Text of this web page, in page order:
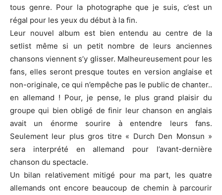
tous genre. Pour la photographe que je suis, c’est un
régal pour les yeux du début à la fin.
Leur nouvel album est bien entendu au centre de la
setlist même si un petit nombre de leurs anciennes
chansons viennent s’y glisser. Malheureusement pour les
fans, elles seront presque toutes en version anglaise et
non-originale, ce qui n’empêche pas le public de chanter..
en allemand ! Pour, je pense, le plus grand plaisir du
groupe qui bien obligé de finir leur chanson en anglais
avait un énorme sourire à entendre leurs fans.
Seulement leur plus gros titre « Durch Den Monsun »
sera interprété en allemand pour l’avant-dernière
chanson du spectacle.
Un bilan relativement mitigé pour ma part, les quatre
allemands ont encore beaucoup de chemin à parcourir